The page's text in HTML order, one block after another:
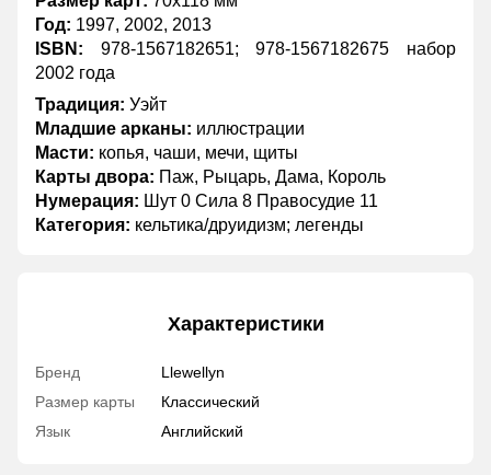
Год: 1997, 2002, 2013
ISBN: 978-1567182651; 978-1567182675 набор
2002 года
Традиция: Уэйт
Младшие арканы: иллюстрации
Масти: копья, чаши, мечи, щиты
Карты двора: Паж, Рыцарь, Дама, Король
Нумерация: Шут 0 Сила 8 Правосудие 11
Категория: кельтика/друидизм; легенды
Характеристики
Бренд
Llewellyn
Размер карты
Классический
Язык
Английский